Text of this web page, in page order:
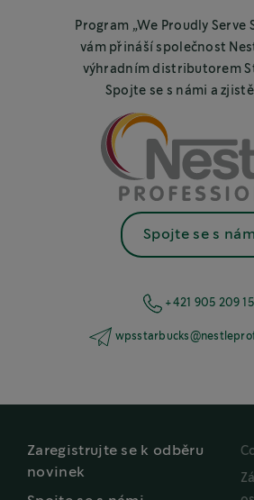
Program „We Proudly Serve
vám přináší společnost
výhradním distributorem
Spojte se s námi a
Spojte se s
+421 905 209
Zaregistrujte se k odběru
novinek